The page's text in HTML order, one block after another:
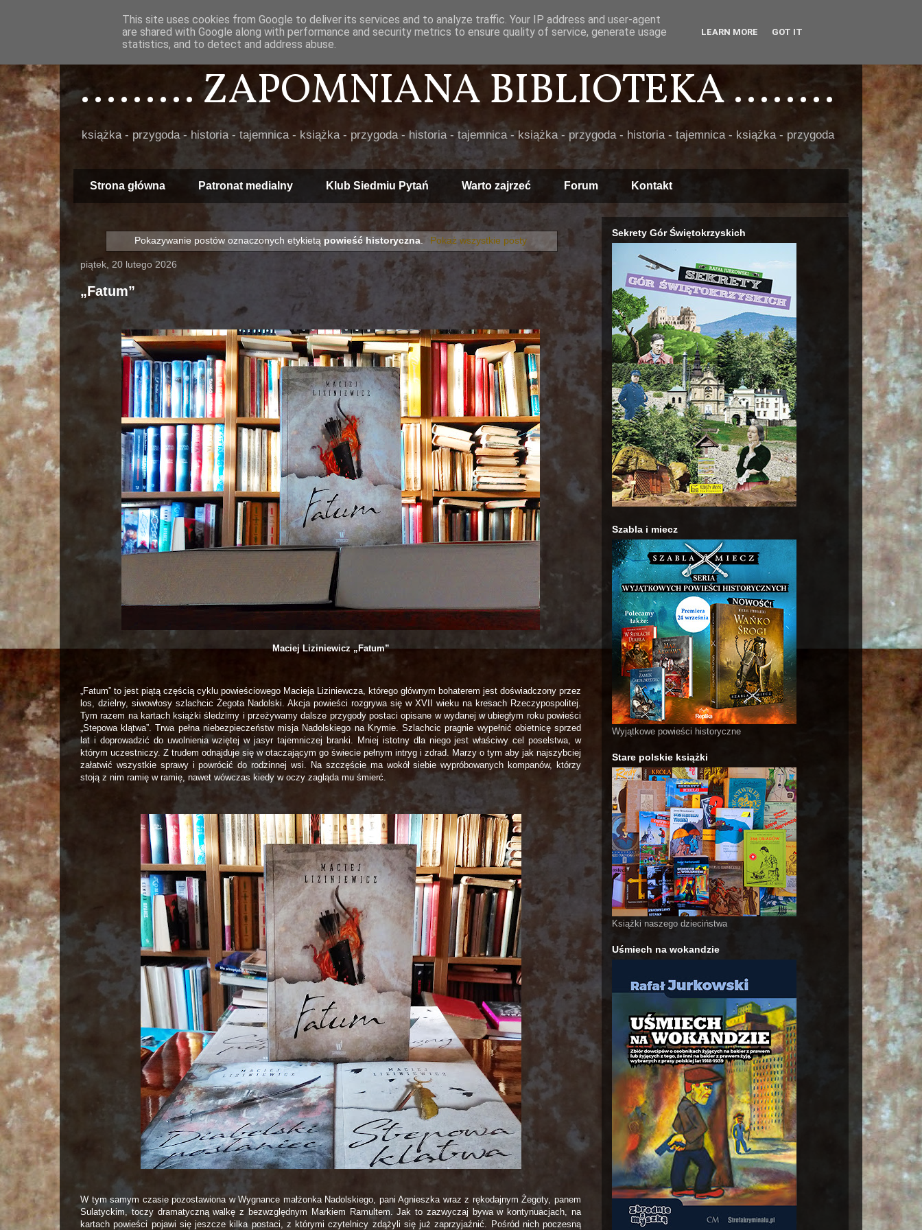
......... ZAPOMNIANA BIBLIOTEKA ........
książka - przygoda - historia - tajemnica - książka - przygoda - historia - tajemnica - książka - przygoda - historia - tajemnica - książka - przygoda
Strona główna Patronat medialny Klub Siedmiu Pytań Warto zajrzeć Forum Kontakt
Pokazywanie postów oznaczonych etykietą powieść historyczna. Pokaż wszystkie posty
piątek, 20 lutego 2026
„Fatum”
Maciej Liziniewicz „Fatum”
„Fatum” to jest piątą częścią cyklu powieściowego Macieja Liziniewcza, którego głównym bohaterem jest doświadczony przez
los, dzielny, siwowłosy szlachcic Żegota Nadolski. Akcja powieści rozgrywa się w XVII wieku na kresach Rzeczypospolitej.
Tym razem na kartach książki śledzimy i przeżywamy dalsze przygody postaci opisane w wydanej w ubiegłym roku powieści
„Stepowa klątwa”. Trwa pełna niebezpieczeństw misja Nadolskiego na Krymie. Szlachcic pragnie wypełnić obietnicę sprzed
lat i doprowadzić do uwolnienia wziętej w jasyr tajemniczej branki. Mniej istotny dla niego jest właściwy cel poselstwa, w
którym uczestniczy. Z trudem odnajduje się w otaczającym go świecie pełnym intryg i zdrad. Marzy o tym aby jak najszybciej
załatwić wszystkie sprawy i powrócić do rodzinnej wsi. Na szczęście ma wokół siebie wypróbowanych kompanów, którzy
stoją z nim ramię w ramię, nawet wówczas kiedy w oczy zagląda mu śmierć.
W tym samym czasie pozostawiona w Wygnance małżonka Nadolskiego, pani Agnieszka wraz z rękodajnym Żegoty, panem
Sulatyckim, toczy dramatyczną walkę z bezwzględnym Markiem Ramultem. Jak to zazwyczaj bywa w kontynuacjach, na
kartach powieści pojawi się jeszcze kilka postaci, z którymi czytelnicy zdążyli się już zaprzyjaźnić. Pośród nich poczesną
Sekrety Gór Świętokrzyskich
Szabla i miecz
Wyjątkowe powieści historyczne
Stare polskie książki
Książki naszego dzieciństwa
Uśmiech na wokandzie
This site uses cookies from Google to deliver its services and to analyze traffic. Your IP address and user-agent
are shared with Google along with performance and security metrics to ensure quality of service, generate usage
statistics, and to detect and address abuse.
LEARN MORE GOT IT